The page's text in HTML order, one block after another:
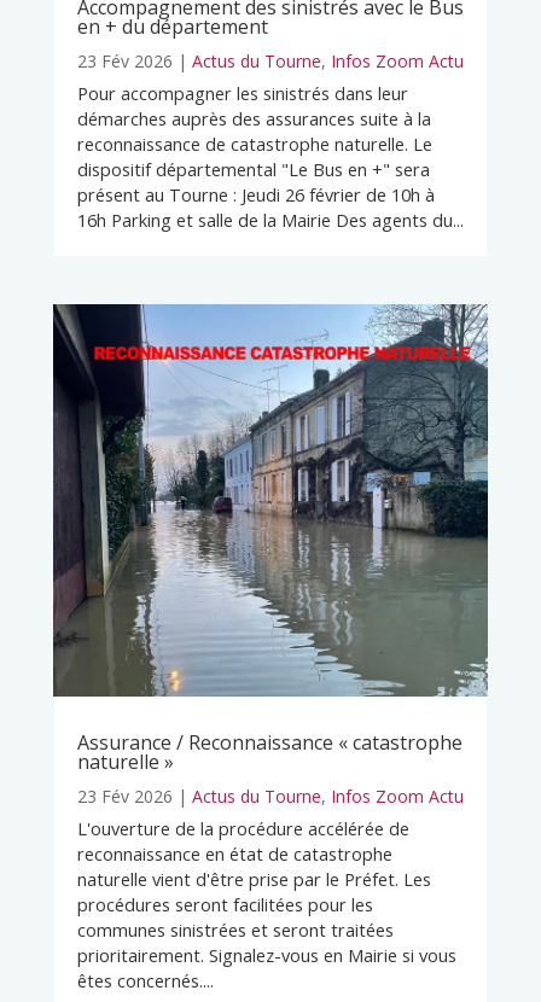
Accompagnement des sinistrés avec le Bus
en + du département
23 Fév 2026 | Actus du Tourne, Infos Zoom Actu
Pour accompagner les sinistrés dans leur
démarches auprès des assurances suite à la
reconnaissance de catastrophe naturelle. Le
dispositif départemental "Le Bus en +" sera
présent au Tourne : Jeudi 26 février de 10h à
16h Parking et salle de la Mairie Des agents du...
Assurance / Reconnaissance « catastrophe
naturelle »
23 Fév 2026 | Actus du Tourne, Infos Zoom Actu
L'ouverture de la procédure accélérée de
reconnaissance en état de catastrophe
naturelle vient d'être prise par le Préfet. Les
procédures seront facilitées pour les
communes sinistrées et seront traitées
prioritairement. Signalez-vous en Mairie si vous
êtes concernés....